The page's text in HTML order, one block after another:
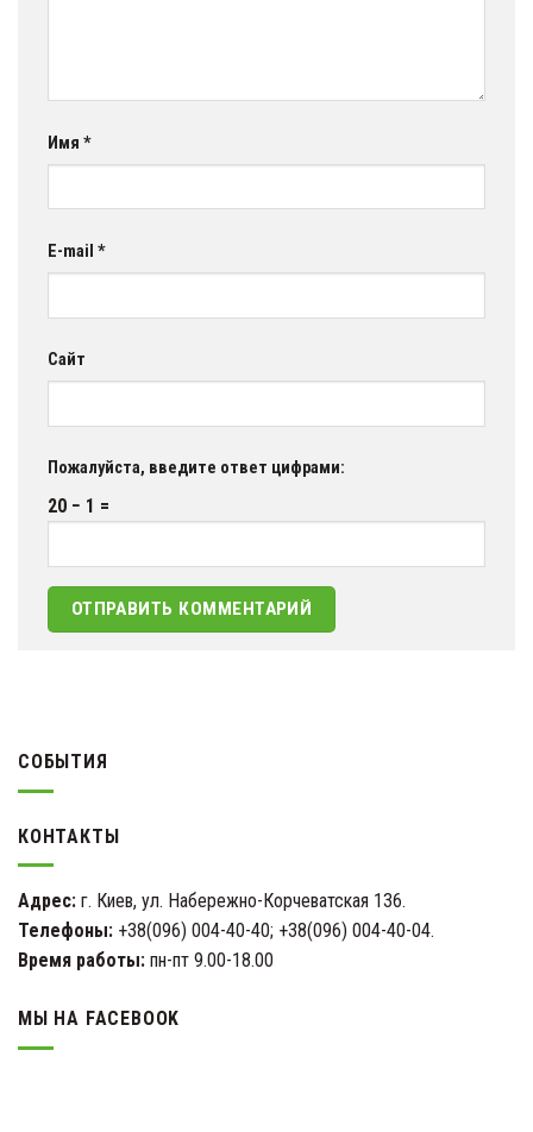
Имя *
E-mail *
Сайт
Пожалуйста, введите ответ цифрами:
20 − 1 =
СОБЫТИЯ
КОНТАКТЫ
Адрес: г. Киев, ул. Набережно-Корчеватская 136.
Телефоны: +38(096) 004-40-40; +38(096) 004-40-04.
Время работы: пн-пт 9.00-18.00
МЫ НА FACEBOOK